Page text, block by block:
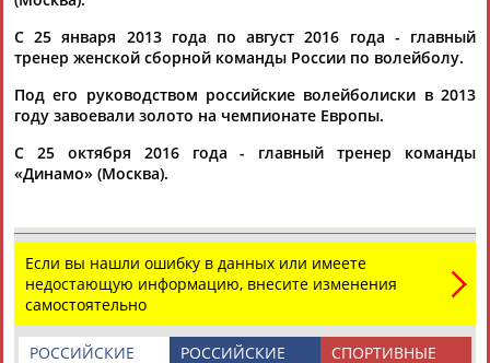
мужской (Владимир Алекно) команд истекли по окончании
турнира. ...
(Проект: Информационное агентство СТАДИОН)
23.11.2016
Владислав Фадеев: Екатерина Гамова решила завершить
карьеру после разговора с Юрием Маричевым
...Мы все эти четыре года готовились к Олимпийским играм,
Юрий Маричевсоздал новую команду — девять изменений
в... ...буквально накануне вылета? — Это лучше
этой...
08.11.2016
Владимир Алекно: Чемпионат России по волейболу уже не
самый сильный в Европе
...входят Геннадий Шипулин, Сергей Шляпников, Николай
С 25 января 2013 года по август 2016 года - главный
тренер женской сборной команды России по волейболу.
Под его руководством российские волейболиски в 2013
году завоевали золото на чемпионате Европы.
С 25 октября 2016 года - главный тренер команды
«Динамо» (Москва).
Если вы нашли ошибку в данных или имеете
недостающую информацию, внесите изменения
самостоятельно
СПОРТИВНЫЕ
РОССИЙСКИЕ
РОССИЙСКИЕ